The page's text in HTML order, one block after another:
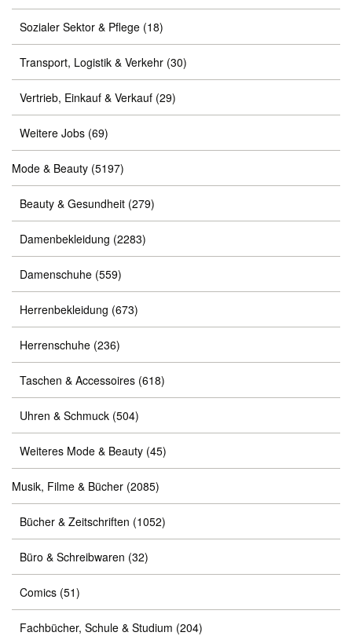
Sozialer Sektor & Pflege (18)
Transport, Logistik & Verkehr (30)
Vertrieb, Einkauf & Verkauf (29)
Weitere Jobs (69)
Mode & Beauty (5197)
Beauty & Gesundheit (279)
Damenbekleidung (2283)
Damenschuhe (559)
Herrenbekleidung (673)
Herrenschuhe (236)
Taschen & Accessoires (618)
Uhren & Schmuck (504)
Weiteres Mode & Beauty (45)
Musik, Filme & Bücher (2085)
Bücher & Zeitschriften (1052)
Büro & Schreibwaren (32)
Comics (51)
Fachbücher, Schule & Studium (204)